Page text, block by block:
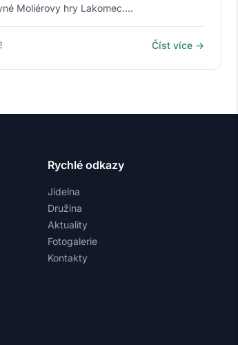
Moliérovy hry Lakomec....
Číst více →
Rychlé odkazy
Jídelna
Družina
Aktuality
Fotogalerie
Kontakty